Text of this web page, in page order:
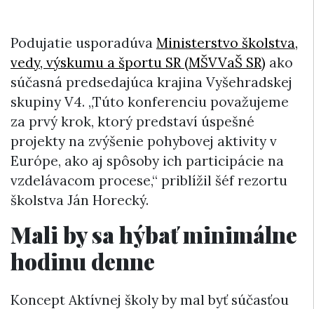
Podujatie usporadúva Ministerstvo školstva,
vedy, výskumu a športu SR (MŠVVaŠ SR) ako
súčasná predsedajúca krajina Vyšehradskej
skupiny V4. „Túto konferenciu považujeme
za prvý krok, ktorý predstaví úspešné
projekty na zvýšenie pohybovej aktivity v
Európe, ako aj spôsoby ich participácie na
vzdelávacom procese,“ priblížil šéf rezortu
školstva Ján Horecký.
Mali by sa hýbať minimálne
hodinu denne
Koncept Aktívnej školy by mal byť súčasťou